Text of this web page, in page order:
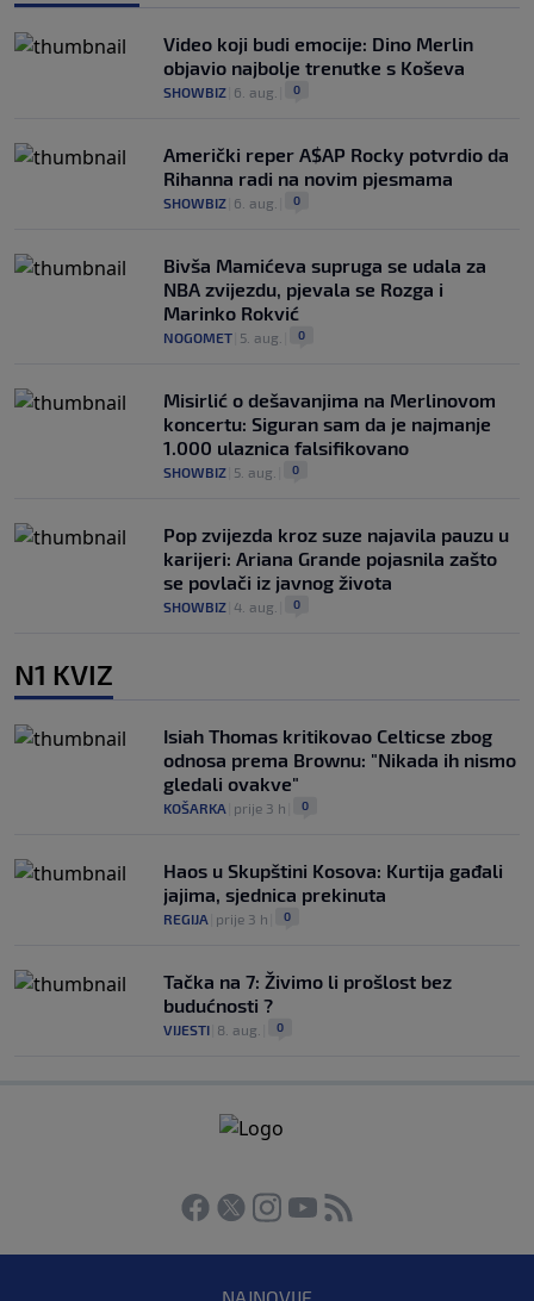
Video koji budi emocije: Dino Merlin
objavio najbolje trenutke s Koševa
SHOWBIZ 6. aug. 0
Američki reper A$AP Rocky potvrdio da
Rihanna radi na novim pjesmama
SHOWBIZ 6. aug. 0
Bivša Mamićeva supruga se udala za
NBA zvijezdu, pjevala se Rozga i
Marinko Rokvić
NOGOMET 5. aug. 0
Misirlić o dešavanjima na Merlinovom
koncertu: Siguran sam da je najmanje
1.000 ulaznica falsifikovano
SHOWBIZ 5. aug. 0
Pop zvijezda kroz suze najavila pauzu u
karijeri: Ariana Grande pojasnila zašto
se povlači iz javnog života
SHOWBIZ 4. aug. 0
N1 KVIZ
Isiah Thomas kritikovao Celticse zbog
odnosa prema Brownu: "Nikada ih nismo
gledali ovakve"
KOŠARKA prije 3 h 0
Haos u Skupštini Kosova: Kurtija gađali
jajima, sjednica prekinuta
REGIJA prije 3 h 0
Tačka na 7: Živimo li prošlost bez
budućnosti ?
VIJESTI 8. aug. 0